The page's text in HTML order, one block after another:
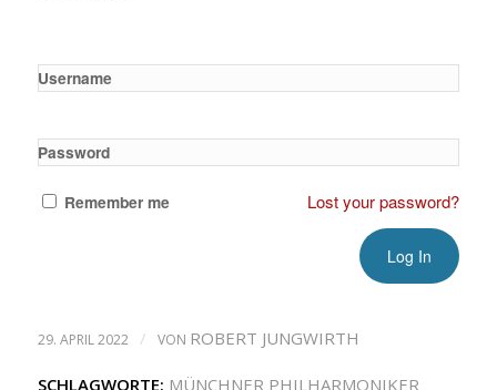
Username
Password
Remember me Lost your password?
29. APRIL 2022 / VON ROBERT JUNGWIRTH
SCHLAGWORTE: MÜNCHNER PHILHARMONIKER